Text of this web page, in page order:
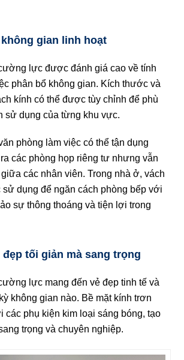
gian linh hoạt
lực được đánh giá cao về tính
phân bổ không gian. Kích thước và
kính có thể được tùy chỉnh để phù
sử dụng của từng khu vực.
phòng làm việc có thể tận dụng
các phòng họp riêng tư nhưng vẫn
các nhân viên. Trong nhà ở, vách
dụng để ngăn cách phòng bếp với
sự thông thoáng và tiện lợi trong
tối giản mà sang trọng
lực mang đến vẻ đẹp tinh tế và
không gian nào. Bề mặt kính trơn
các phụ kiện kim loại sáng bóng, tạo
trọng và chuyên nghiệp.